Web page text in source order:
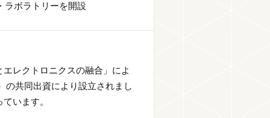
ラボラトリーを開設
レクトロニクスの融合」によ
の共同出資により設立されまし
います。